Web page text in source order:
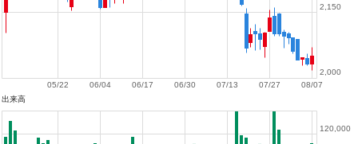
08/07
07/27
07/13
06/30
06/17
06/04
05/22
2,000
2,150
出来高
120,000